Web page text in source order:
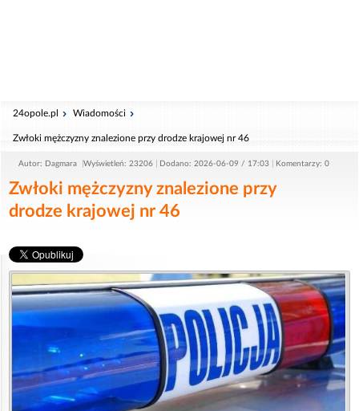
24opole.pl Wiadomości
Zwłoki mężczyzny znalezione przy drodze krajowej nr 46
Autor: Dagmara Wyświetleń: 23206 Dodano: 2026-06-09 / 17:03 Komentarzy: 0
Zwłoki mężczyzny znalezione przy
drodze krajowej nr 46